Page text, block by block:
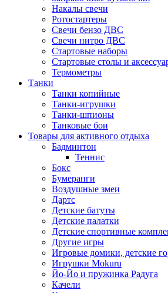
Накалы свечи
Ротостартеры
Свечи бензо ДВС
Свечи нитро ДВС
Стартовые наборы
Стартовые столы и
Термометры
Танки
Танки копийные
Танки-игрушки
Танки-шпионы
Танковые бои
Товары для активного отдыха
Бадминтон
Теннис
Бокс
Бумеранги
Воздушные змеи
Дартс
Детские батуты
Детские палатки
Детские спортивные
Другие игры
Игровые домики, детские
Игрушки Mokuru
Йо-Йо и пружинка Радуга
Качели